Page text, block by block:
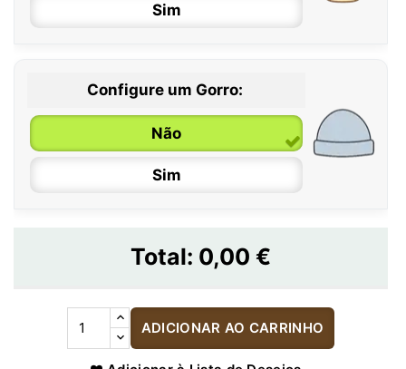
Sim
Configure um Gorro:
Não
Sim
Total: 0,00 €
ADICIONAR AO CARRINHO